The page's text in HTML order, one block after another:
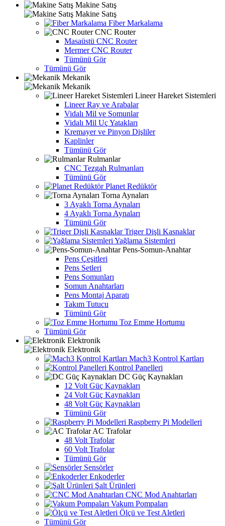
Makine Satış
Makine Satış
Fiber Markalama
CNC Router
Masaüstü CNC Router
Mermer CNC Router
Tümünü Gör
Tümünü Gör
Mekanik
Mekanik
Lineer Hareket Sistemleri
Lineer Ray ve Arabalar
Vidalı Mil ve Somunlar
Vidalı Mil Uç Yatakları
Kremayer ve Pinyon Dişliler
Kaplinler
Tümünü Gör
Rulmanlar
CNC Tezgah Rulmanları
Tümünü Gör
Planet Redüktör
Torna Aynaları
3 Ayaklı Torna Aynaları
4 Ayaklı Torna Aynaları
Tümünü Gör
Triger Dişli Kasnaklar
Yağlama Sistemleri
Pens-Somun-Anahtar
Pens Çeşitleri
Pens Setleri
Pens Somunları
Somun Anahtarları
Pens Montaj Aparatı
Takım Tutucu
Tümünü Gör
Toz Emme Hortumu
Tümünü Gör
Elektronik
Elektronik
Mach3 Kontrol Kartları
Kontrol Panelleri
DC Güç Kaynakları
12 Volt Güç Kaynakları
24 Volt Güç Kaynakları
48 Volt Güç Kaynakları
Tümünü Gör
Raspberry Pi Modelleri
AC Trafolar
48 Volt Trafolar
60 Volt Trafolar
Tümünü Gör
Sensörler
Enkoderler
Şalt Ürünleri
CNC Mod Anahtarları
Vakum Pompaları
Ölçü ve Test Aletleri
Tümünü Gör